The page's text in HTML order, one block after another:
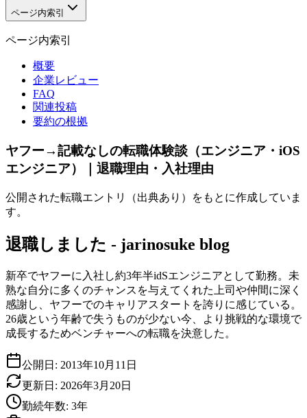
ページ内索引
ページ内索引
概要
企業レビュー
FAQ
関連投稿
要約の根拠
ヤフー→記載なしの転職体験談（エンジニア・iOS
エンジニア）｜退職理由・入社理由
公開された転職エントリ（出典あり）をもとに作成していま
す。
退職しました - jarinosuke blog
新卒でヤフーに入社し約3年半idSエンジニアとして勤務。未
熟な自分に多くのチャンスを与えてくれた上司や仲間に深く
感謝し、ヤフーでのキャリアスタートを誇りに感じている。
26歳という年齢で失うものが少ない今、より挑戦的な環境で
成長するためベンチャーへの転職を決意した。
公開日: 2013年10月11日
更新日: 2026年3月20日
勤続年数: 3年